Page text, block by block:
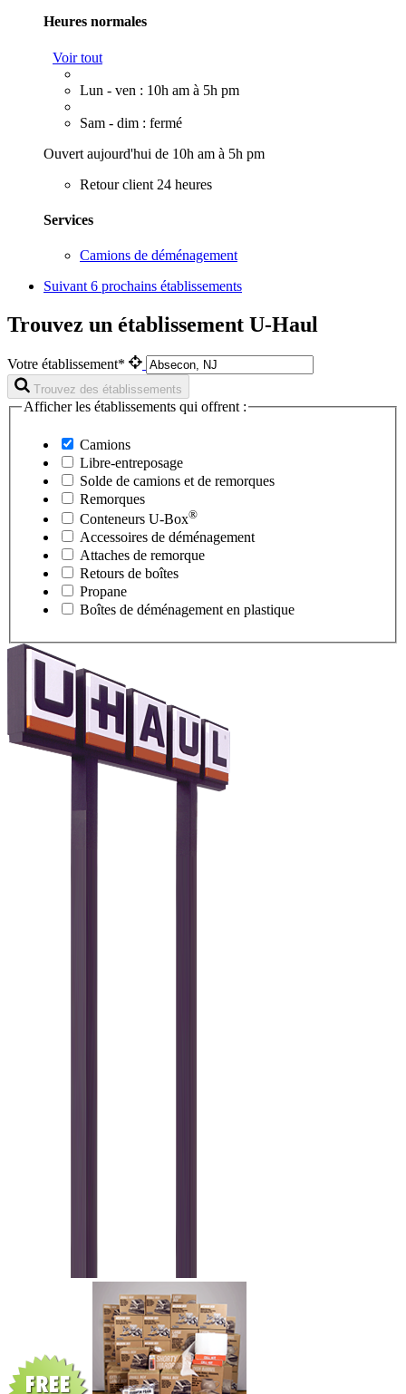
Heures normales
Voir tout
Lun - ven : 10h am à 5h pm
Sam - dim : fermé
Ouvert aujourd'hui de 10h am à 5h pm
Retour client 24 heures
Services
Camions de déménagement
Suivant 6 prochains établissements
Trouvez un établissement U-Haul
Votre établissement*
Trouvez des établissements
Afficher les établissements qui offrent :
Camions
Libre-entreposage
Solde de camions et de remorques
Remorques
Conteneurs U-Box®
Accessoires de déménagement
Attaches de remorque
Retours de boîtes
Propane
Boîtes de déménagement en plastique